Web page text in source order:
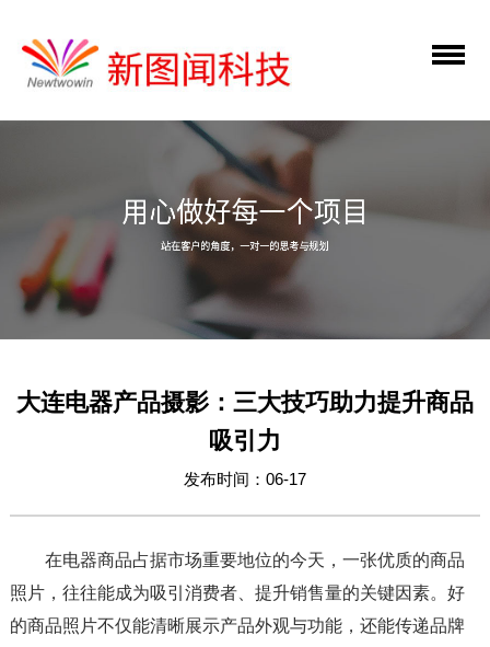
大连电器产品摄影：三大技巧助力提升商品
吸引力
发布时间：06-17
在电器商品占据市场重要地位的今天，一张优质的商品
照片，往往能成为吸引消费者、提升销售量的关键因素。好
的商品照片不仅能清晰展示产品外观与功能，还能传递品牌